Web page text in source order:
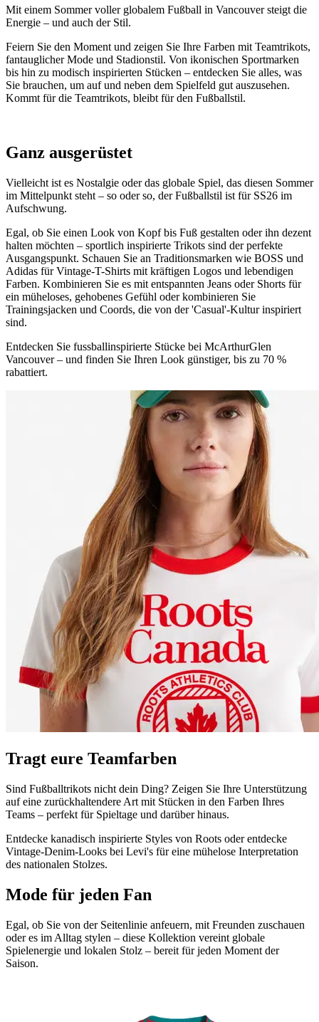
Mit einem Sommer voller globalem Fußball in Vancouver steigt die
Energie – und auch der Stil.
Feiern Sie den Moment und zeigen Sie Ihre Farben mit Teamtrikots,
fantauglicher Mode und Stadionstil. Von ikonischen Sportmarken
bis hin zu modisch inspirierten Stücken – entdecken Sie alles, was
Sie brauchen, um auf und neben dem Spielfeld gut auszusehen.
Kommt für die Teamtrikots, bleibt für den Fußballstil.
Ganz ausgerüstet
Vielleicht ist es Nostalgie oder das globale Spiel, das diesen Sommer
im Mittelpunkt steht – so oder so, der Fußballstil ist für SS26 im
Aufschwung.
Egal, ob Sie einen Look von Kopf bis Fuß gestalten oder ihn dezent
halten möchten – sportlich inspirierte Trikots sind der perfekte
Ausgangspunkt. Schauen Sie an Traditionsmarken wie BOSS und
Adidas für Vintage-T-Shirts mit kräftigen Logos und lebendigen
Farben. Kombinieren Sie es mit entspannten Jeans oder Shorts für
ein müheloses, gehobenes Gefühl oder kombinieren Sie
Trainingsjacken und Coords, die von der 'Casual'-Kultur inspiriert
sind.
Entdecken Sie fussballinspirierte Stücke bei McArthurGlen
Vancouver – und finden Sie Ihren Look günstiger, bis zu 70 %
rabattiert.
Tragt eure Teamfarben
Sind Fußballtrikots nicht dein Ding? Zeigen Sie Ihre Unterstützung
auf eine zurückhaltendere Art mit Stücken in den Farben Ihres
Teams – perfekt für Spieltage und darüber hinaus.
Entdecke kanadisch inspirierte Styles von Roots oder entdecke
Vintage-Denim-Looks bei Levi's für eine mühelose Interpretation
des nationalen Stolzes.
Mode für jeden Fan
Egal, ob Sie von der Seitenlinie anfeuern, mit Freunden zuschauen
oder es im Alltag stylen – diese Kollektion vereint globale
Spielenergie und lokalen Stolz – bereit für jeden Moment der
Saison.